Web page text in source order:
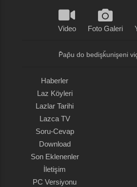
Video Foto Galeri
P̌ap̌u do bedişǩunişeni
Haberler
Laz Köyleri
Lazlar Tarihi
Lazca TV
Soru-Cevap
Download
Son Eklenenler
İletişim
PC Versiyonu